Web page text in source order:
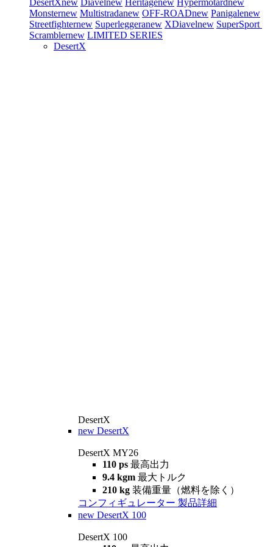
DesertXnew Diavelnew Heritagenew Hypermotardnew
Monsternew Multistradanew OFF-ROADnew Panigalenew
Streetfighternew Superleggeranew XDiavelnew SuperSport
Scramblernew LIMITED SERIES
DesertX
DesertX
new DesertX
DesertX MY26
110 ps 最高出力
9.4 kgm 最大トルク
210 kg 装備重量（燃料を除く）
コンフィギュレーター 製品詳細
new DesertX 100
DesertX 100